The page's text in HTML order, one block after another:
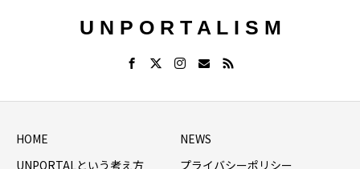
U N P O R T A L I S M
HOME
NEWS
UNPORTALという考え方
プライバシーポリシー